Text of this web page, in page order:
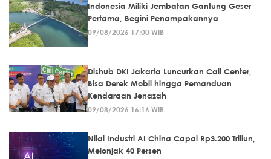
Indonesia Miliki Jembatan Gantung Geser
Pertama, Begini Penampakannya
09/08/2026 17:00 WIB
Dishub DKI Jakarta Luncurkan Call Center,
Bisa Derek Mobil hingga Pemanduan
Kendaraan Jenazah
09/08/2026 16:16 WIB
Nilai Industri AI China Capai Rp3.200 Triliun,
Melonjak 40 Persen